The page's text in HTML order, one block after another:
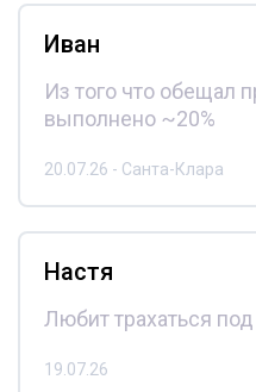
Иван
Из того что обещал
выполнено ~20%
20.07.26 - Санта-Клара
Настя
Любит трахаться
19.07.26